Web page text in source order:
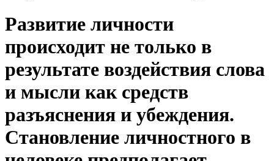
Развитие личности
происходит не только в
результате воздействия слова
и мысли как средств
разъяснения и убеждения.
Становление личностного в